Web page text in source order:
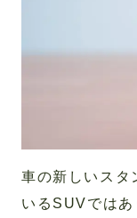
車の新しいスタ
いるSUVではあ